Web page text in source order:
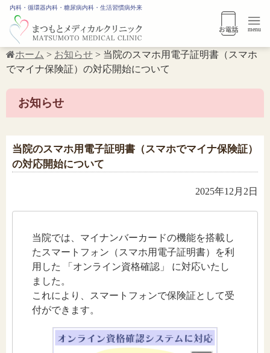
内科・循環器内科・糖尿病内科・生活習慣病外来
menu
ホーム > お知らせ > 当院のスマホ用電子証明書（スマホ
でマイナ保険証）の対応開始について
お知らせ
当院のスマホ用電子証明書（スマホでマイナ保険証）
の対応開始について
2025年12月2日
当院では、マイナンバーカードの機能を搭載し
たスマートフォン（スマホ用電子証明書）を利
用した 「オンライン資格確認」 に対応いたし
ました。
これにより、スマートフォンで保険証として受
付ができます。